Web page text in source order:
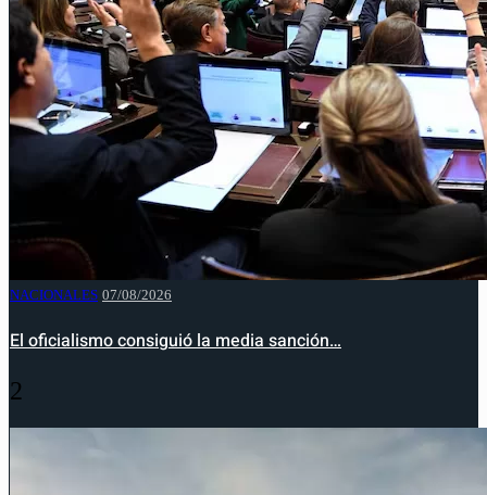
NACIONALES 07/08/2026
El oficialismo consiguió la media sanción…
2